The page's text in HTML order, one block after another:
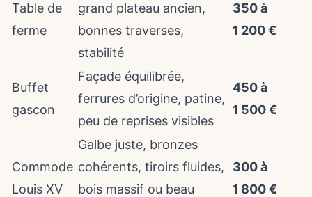
Table de
ferme
grand plateau ancien,
bonnes traverses,
stabilité
350 à
1 200 €
Buffet
gascon
Façade équilibrée,
ferrures d’origine, patine,
peu de reprises visibles
450 à
1 500 €
Commode
Louis XV
Galbe juste, bronzes
cohérents, tiroirs fluides,
bois massif ou beau
300 à
1 800 €